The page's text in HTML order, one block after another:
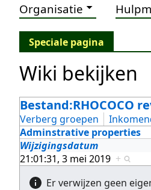
Organisatie
Speciale pagina
Wiki bekijken
Bestand:RHOCOCO
Verberg groepen
Adminstrative properties
Wijzigingsdatum
21:01:31, 3 mei 2019 +
Er verwijzen geen